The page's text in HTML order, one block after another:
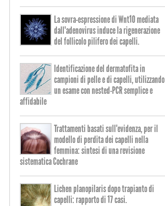
La sovra-espressione di Wnt10 mediata
dall'adenovirus induce la rigenerazione
del follicolo pilifero dei capelli.
Identificazione del dermatofita in
campioni di pelle e di capelli, utilizzando
un esame con nested-PCR semplice e
affidabile
Trattamenti basati sull'evidenza, per il
modello di perdita dei capelli nella
femmina: sintesi di una revisione
sistematica Cochrane
Lichen planopilaris dopo trapianto di
capelli: rapporto di 17 casi.